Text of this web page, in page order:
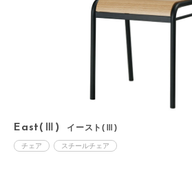
East(Ⅲ) イースト(Ⅲ)
チェア スチールチェア